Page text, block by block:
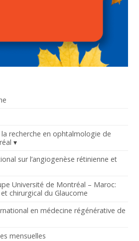
la recherche en ophtalmologie de
sur l’angiogenèse rétinienne et
Université de Montréal – Maroc:
chirurgical du Glaucome
en médecine régénérative de
mensuelles